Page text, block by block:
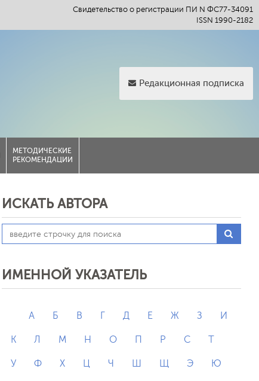
Свидетельство о регистрации ПИ N ФС77-34091
ISSN 1990-2182
Редакционная подписка
МЕТОДИЧЕСКИЕ
РЕКОМЕНДАЦИИ
ИСКАТЬ АВТОРА
ИМЕННОЙ УКАЗАТЕЛЬ
А Б В Г Д Е Ж З И
К Л М Н О П Р С Т
У Ф Х Ц Ч Ш Щ Э Ю